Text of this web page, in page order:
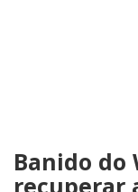
Banido do
recuperar